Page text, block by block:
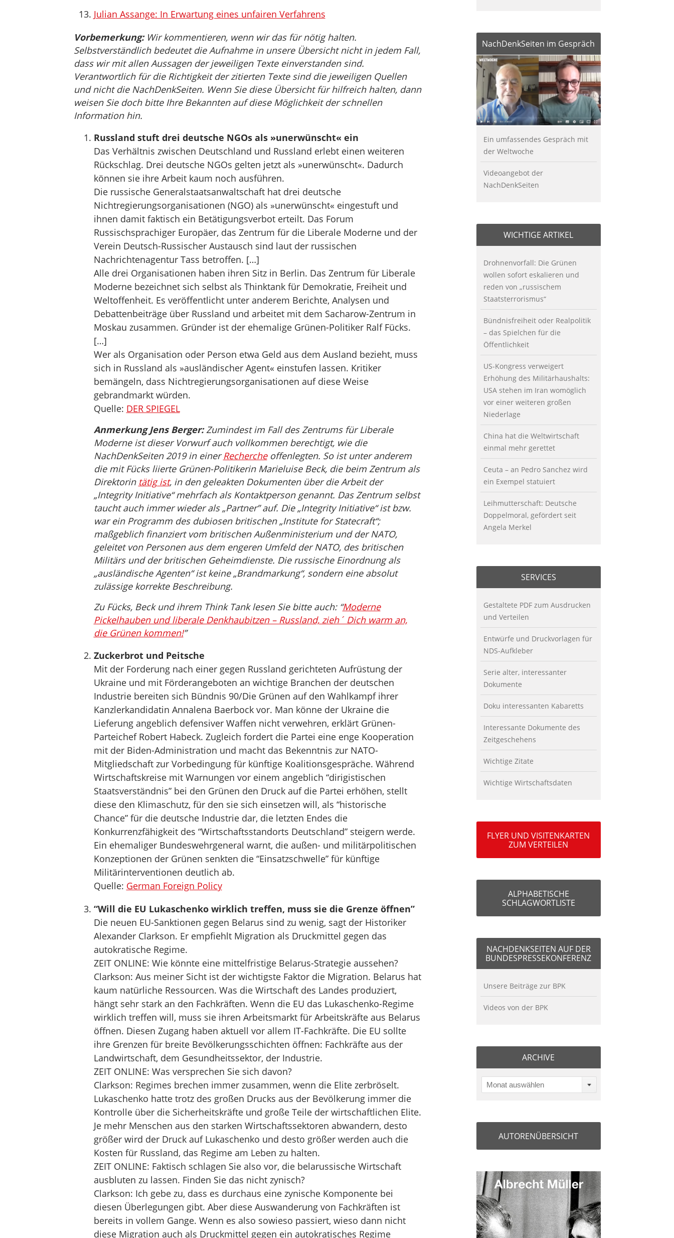
Julian Assange: In Erwartung eines unfairen Verfahrens
Vorbemerkung:Wir kommentieren, wenn wir das für nötig halten.
Selbstverständlich bedeutet die Aufnahme in unsere Übersicht nicht in jedem Fall,
dass wir mit allen Aussagen der jeweiligen Texte einverstanden sind.
Verantwortlich für die Richtigkeit der zitierten Texte sind die jeweiligen Quellen
und nicht die NachDenkSeiten. Wenn Sie diese Übersicht für hilfreich halten, dann
weisen Sie doch bitte Ihre Bekannten auf diese Möglichkeit der schnellen
Information hin.
Russland stuft drei deutsche NGOs als »unerwünscht« ein
Das Verhältnis zwischen Deutschland und Russland erlebt einen weiteren
Rückschlag. Drei deutsche NGOs gelten jetzt als »unerwünscht«. Dadurch
können sie ihre Arbeit kaum noch ausführen.
Die russische Generalstaatsanwaltschaft hat drei deutsche
Nichtregierungsorganisationen (NGO) als »unerwünscht« eingestuft und
ihnen damit faktisch ein Betätigungsverbot erteilt. Das Forum
Russischsprachiger Europäer, das Zentrum für die Liberale Moderne und der
Verein Deutsch-Russischer Austausch sind laut der russischen
Nachrichtenagentur Tass betroffen. […]
Alle drei Organisationen haben ihren Sitz in Berlin. Das Zentrum für Liberale
Moderne bezeichnet sich selbst als Thinktank für Demokratie, Freiheit und
Weltoffenheit. Es veröffentlicht unter anderem Berichte, Analysen und
Debattenbeiträge über Russland und arbeitet mit dem Sacharow-Zentrum in
Moskau zusammen. Gründer ist der ehemalige Grünen-Politiker Ralf Fücks.
[…]
Wer als Organisation oder Person etwa Geld aus dem Ausland bezieht, muss
sich in Russland als »ausländischer Agent« einstufen lassen. Kritiker
bemängeln, dass Nichtregierungsorganisationen auf diese Weise
gebrandmarkt würden.
Quelle: DER SPIEGEL
Anmerkung Jens Berger:Zumindest im Fall des Zentrums für Liberale
Moderne ist dieser Vorwurf auch vollkommen berechtigt, wie die
NachDenkSeiten 2019 in einerRechercheoffenlegten. So ist unter anderem
die mit Fücks liierte Grünen-Politikerin Marieluise Beck, die beim Zentrum als
Direktorin tätig ist, in den geleakten Dokumenten über die Arbeit der
„Integrity Initiative“ mehrfach als Kontaktperson genannt. Das Zentrum selbst
taucht auch immer wieder als „Partner” auf. Die „Integrity Initiative“ ist bzw.
war ein Programm des dubiosen britischen „Institute for Statecraft“;
maßgeblich finanziert vom britischen Außenministerium und der NATO,
geleitet von Personen aus dem engeren Umfeld der NATO, des britischen
Militärs und der britischen Geheimdienste. Die russische Einordnung als
„ausländische Agenten“ ist keine „Brandmarkung“, sondern eine absolut
zulässige korrekte Beschreibung.
Zu Fücks, Beck und ihrem Think Tank lesen Sie bitte auch: “Moderne
Pickelhauben und liberale Denkhaubitzen – Russland, zieh´ Dich warm an,
die Grünen kommen!”
Zuckerbrot und Peitsche
Mit der Forderung nach einer gegen Russland gerichteten Aufrüstung der
Ukraine und mit Förderangeboten an wichtige Branchen der deutschen
Industrie bereiten sich Bündnis 90/Die Grünen auf den Wahlkampf ihrer
Kanzlerkandidatin Annalena Baerbock vor. Man könne der Ukraine die
Lieferung angeblich defensiver Waffen nicht verwehren, erklärt Grünen-
Parteichef Robert Habeck. Zugleich fordert die Partei eine enge Kooperation
mit der Biden-Administration und macht das Bekenntnis zur NATO-
Mitgliedschaft zur Vorbedingung für künftige Koalitionsgespräche. Während
Wirtschaftskreise mit Warnungen vor einem angeblich “dirigistischen
Staatsverständnis” bei den Grünen den Druck auf die Partei erhöhen, stellt
diese den Klimaschutz, für den sie sich einsetzen will, als “historische
Chance” für die deutsche Industrie dar, die letzten Endes die
Konkurrenzfähigkeit des “Wirtschaftsstandorts Deutschland” steigern werde.
Ein ehemaliger Bundeswehrgeneral warnt, die außen- und militärpolitischen
Konzeptionen der Grünen senkten die “Einsatzschwelle” für künftige
Militärinterventionen deutlich ab.
Quelle: German Foreign Policy
“Will die EU Lukaschenko wirklich treffen, muss sie die Grenze öffnen”
Die neuen EU-Sanktionen gegen Belarus sind zu wenig, sagt der Historiker
Alexander Clarkson. Er empfiehlt Migration als Druckmittel gegen das
autokratische Regime.
ZEIT ONLINE: Wie könnte eine mittelfristige Belarus-Strategie aussehen?
Clarkson: Aus meiner Sicht ist der wichtigste Faktor die Migration. Belarus hat
kaum natürliche Ressourcen. Was die Wirtschaft des Landes produziert,
hängt sehr stark an den Fachkräften. Wenn die EU das Lukaschenko-Regime
wirklich treffen will, muss sie ihren Arbeitsmarkt für Arbeitskräfte aus Belarus
öffnen. Diesen Zugang haben aktuell vor allem IT-Fachkräfte. Die EU sollte
ihre Grenzen für breite Bevölkerungsschichten öffnen: Fachkräfte aus der
Landwirtschaft, dem Gesundheitssektor, der Industrie.
ZEIT ONLINE: Was versprechen Sie sich davon?
Clarkson: Regimes brechen immer zusammen, wenn die Elite zerbröselt.
Lukaschenko hatte trotz des großen Drucks aus der Bevölkerung immer die
Kontrolle über die Sicherheitskräfte und große Teile der wirtschaftlichen Elite.
Je mehr Menschen aus den starken Wirtschaftssektoren abwandern, desto
größer wird der Druck auf Lukaschenko und desto größer werden auch die
Kosten für Russland, das Regime am Leben zu halten.
ZEIT ONLINE: Faktisch schlagen Sie also vor, die belarussische Wirtschaft
ausbluten zu lassen. Finden Sie das nicht zynisch?
Clarkson: Ich gebe zu, dass es durchaus eine zynische Komponente bei
diesen Überlegungen gibt. Aber diese Auswanderung von Fachkräften ist
bereits in vollem Gange. Wenn es also sowieso passiert, wieso dann nicht
diese Migration auch als Druckmittel gegen ein autokratisches Regime
NachDenkSeiten im Gespräch
Ein umfassendes Gespräch mit
der Weltwoche
Videoangebot der
NachDenkSeiten
WICHTIGE ARTIKEL
Drohnenvorfall: Die Grünen
wollen sofort eskalieren und
reden von „russischem
Staatsterrorismus“
Bündnisfreiheit oder Realpolitik
– das Spielchen für die
Öffentlichkeit
US-Kongress verweigert
Erhöhung des Militärhaushalts:
USA stehen im Iran womöglich
vor einer weiteren großen
Niederlage
China hat die Weltwirtschaft
einmal mehr gerettet
Ceuta – an Pedro Sanchez wird
ein Exempel statuiert
Leihmutterschaft: Deutsche
Doppelmoral, gefördert seit
Angela Merkel
SERVICES
Gestaltete PDF zum Ausdrucken
und Verteilen
Entwürfe und Druckvorlagen für
NDS-Aufkleber
Serie alter, interessanter
Dokumente
Doku interessanten Kabaretts
Interessante Dokumente des
Zeitgeschehens
Wichtige Zitate
Wichtige Wirtschaftsdaten
FLYER UND VISITENKARTEN
ZUM VERTEILEN
ALPHABETISCHE
SCHLAGWORTLISTE
NACHDENKSEITEN AUF DER
BUNDESPRESSEKONFERENZ
Unsere Beiträge zur BPK
Videos von der BPK
ARCHIVE
Monat auswählen
AUTORENÜBERSICHT